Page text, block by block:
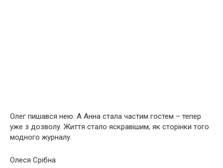
Олег пишався нею. А Анна стала частим гостем – тепер
уже з дозволу. Життя стало яскравішим, як сторінки того
модного журналу.
Олеся Срібна